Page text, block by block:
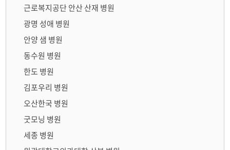
근로복지공단 안산 산재 병원
광명 성애 병원
안양 샘 병원
동수원 병원
한도 병원
김포우리 병원
오산한국 병원
굿모닝 병원
세종 병원